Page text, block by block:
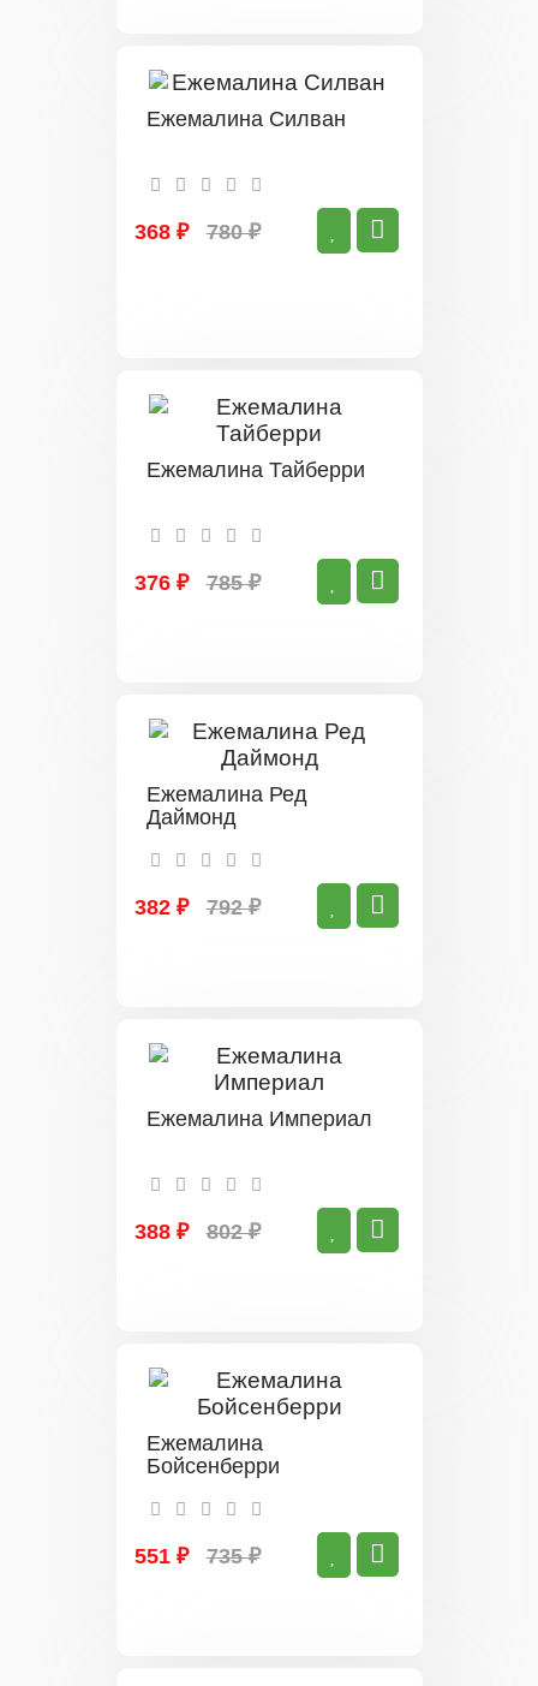
Ежемалина Силван
368 ₽ 780 ₽
Ежемалина Тайберри
376 ₽ 785 ₽
Ежемалина Ред
Даймонд
382 ₽ 792 ₽
Ежемалина Империал
388 ₽ 802 ₽
Ежемалина
Бойсенберри
551 ₽ 735 ₽